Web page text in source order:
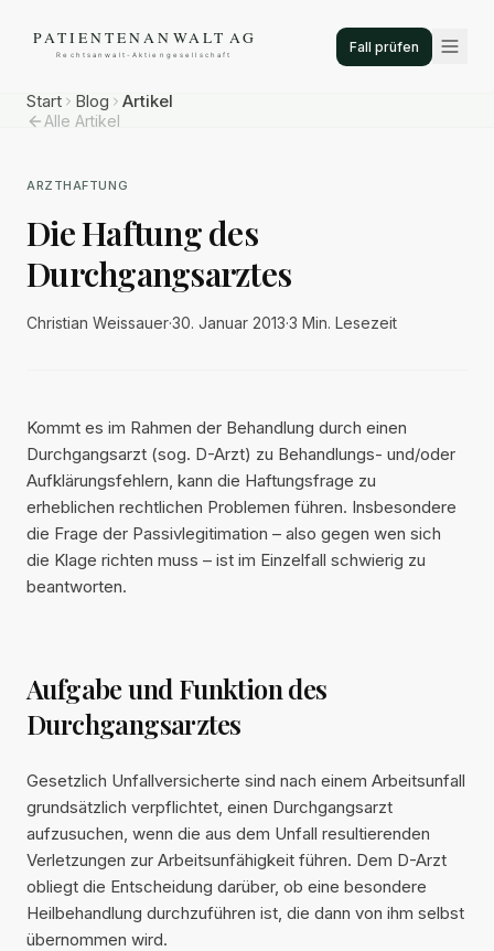
Fall prüfen
Start Blog Artikel
Alle Artikel
ARZTHAFTUNG
Die Haftung des
Durchgangsarztes
Christian Weissauer·30. Januar 2013·3 Min. Lesezeit
Kommt es im Rahmen der Behandlung durch einen
Durchgangsarzt (sog. D-Arzt) zu Behandlungs- und/oder
Aufklärungsfehlern, kann die Haftungsfrage zu
erheblichen rechtlichen Problemen führen. Insbesondere
die Frage der Passivlegitimation – also gegen wen sich
die Klage richten muss – ist im Einzelfall schwierig zu
beantworten.
Aufgabe und Funktion des
Durchgangsarztes
Gesetzlich Unfallversicherte sind nach einem Arbeitsunfall
grundsätzlich verpflichtet, einen Durchgangsarzt
aufzusuchen, wenn die aus dem Unfall resultierenden
Verletzungen zur Arbeitsunfähigkeit führen. Dem D-Arzt
obliegt die Entscheidung darüber, ob eine besondere
Heilbehandlung durchzuführen ist, die dann von ihm selbst
übernommen wird.